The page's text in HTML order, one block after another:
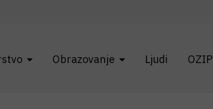
Obrazovanje Ljudi OZIP